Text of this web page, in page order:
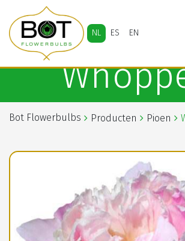
NL ES EN
Bot Flowerbulbs Producten Pioen